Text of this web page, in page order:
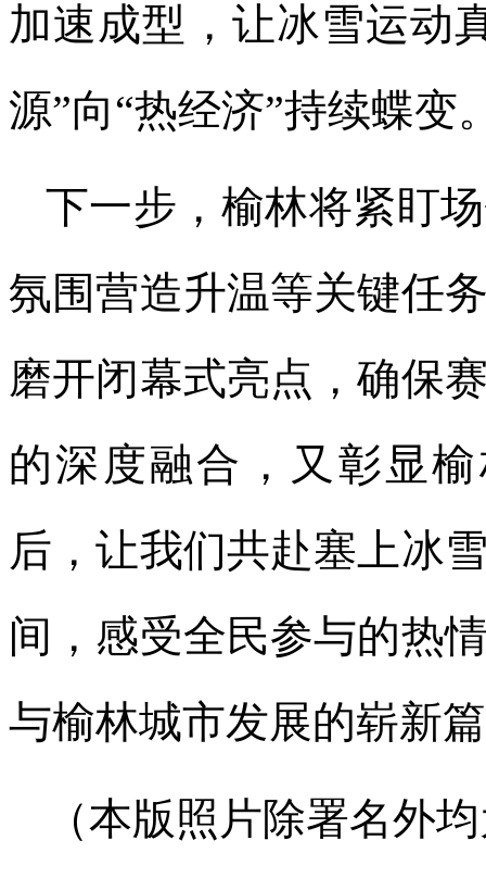
加速成型，让冰雪运动
源”向“热经济”持续蝶变
下一步，榆林将紧盯
氛围营造升温等关键任
磨开闭幕式亮点，确保
的深度融合，又彰显
后，让我们共赴塞上冰
间，感受全民参与的热
与榆林城市发展的崭新
（本版照片除署名外